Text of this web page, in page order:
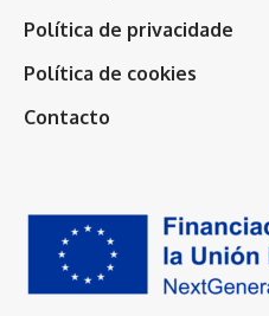
Política de privacidade
Política de cookies
Contacto